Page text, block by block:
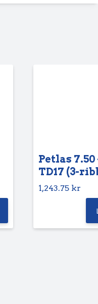
Petlas 7.50
TD17 (3-
1,243.75 kr